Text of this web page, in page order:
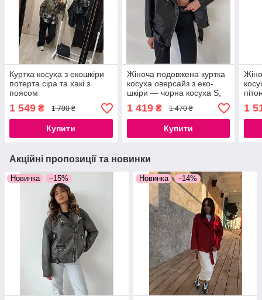
Куртка косуха з екошкіри
потерта сіра та хакі з
поясом
1 549 ₴ 1 700 ₴
Купити
Жіноча подовжена куртка
косуха оверсайз з еко-
шкіри — чорна косуха S,
M
1 419₴ 1 470 ₴
Купити
1
Акційні пропозиції та новинки
Новинка –15% Новинка –14%